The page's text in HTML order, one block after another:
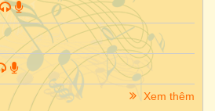
Xem thêm